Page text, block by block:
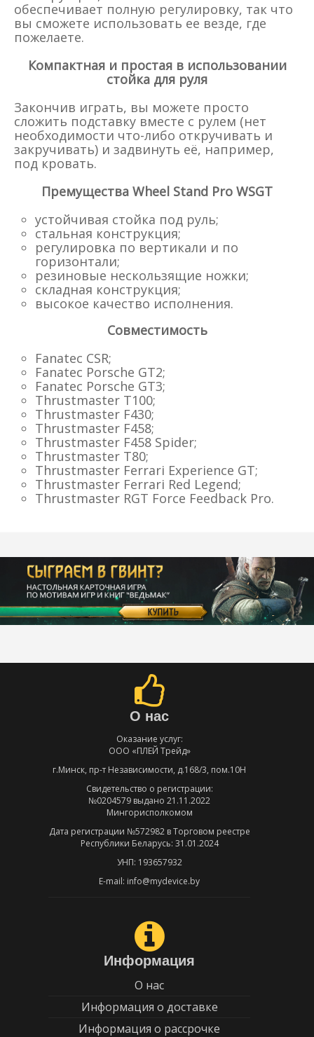
обеспечивает полную регулировку, так что
вы сможете использовать ее везде, где
пожелаете.
Компактная и простая в использовании
стойка для руля
Закончив играть, вы можете просто
сложить подставку вместе с рулем (нет
необходимости что-либо откручивать и
закручивать) и задвинуть её, например,
под кровать.
Премущества Wheel Stand Pro WSGT
устойчивая стойка под руль;
стальная конструкция;
регулировка по вертикали и по
горизонтали;
резиновые нескользящие ножки;
складная конструкция;
высокое качество исполнения.
Совместимость
Fanatec CSR;
Fanatec Porsche GT2;
Fanatec Porsche GT3;
Thrustmaster T100;
Thrustmaster F430;
Thrustmaster F458;
Thrustmaster F458 Spider;
Thrustmaster T80;
Thrustmaster Ferrari Experience GT;
Thrustmaster Ferrari Red Legend;
Thrustmaster RGT Force Feedback Pro.
О нас
Оказание услуг:
ООО «ПЛЕЙ Трейд»
г.Минск, пр-т Независимости, д.168/3, пом.10Н
Свидетельство о регистрации:
№0204579 выдано 21.11.2022
Мингорисполкомом
Дата регистрации №572982 в Торговом реестре
Республики Беларусь: 31.01.2024
УНП: 193657932
E-mail: info@mydevice.by
Информация
О нас
Информация о доставке
Информация о рассрочке